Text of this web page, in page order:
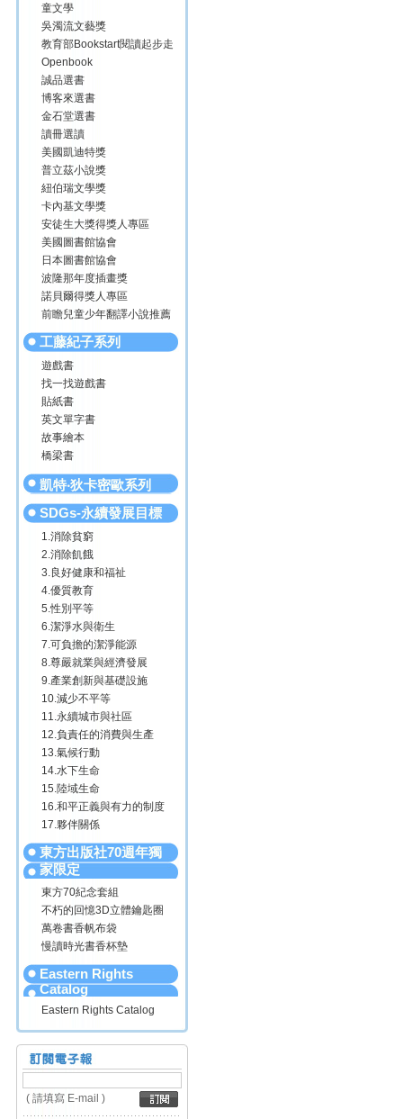
童文學
吳濁流文藝獎
教育部Bookstart閱讀起步走
Openbook
誠品選書
博客來選書
金石堂選書
讀冊選讀
美國凱迪特獎
普立茲小說獎
紐伯瑞文學獎
卡內基文學獎
安徒生大獎得獎人專區
美國圖書館協會
日本圖書館協會
波隆那年度插畫獎
諾貝爾得獎人專區
前瞻兒童少年翻譯小說推薦
工藤紀子系列
遊戲書
找一找遊戲書
貼紙書
英文單字書
故事繪本
橋梁書
凱特‧狄卡密歐系列
SDGs-永續發展目標
1.消除貧窮
2.消除飢餓
3.良好健康和福祉
4.優質教育
5.性別平等
6.潔淨水與衛生
7.可負擔的潔淨能源
8.尊嚴就業與經濟發展
9.產業創新與基礎設施
10.減少不平等
11.永續城市與社區
12.負責任的消費與生產
13.氣候行動
14.水下生命
15.陸域生命
16.和平正義與有力的制度
17.夥伴關係
東方出版社70週年獨
家限定
東方70紀念套組
不朽的回憶3D立體鑰匙圈
萬卷書香帆布袋
慢讀時光書香杯墊
Eastern Rights
Catalog
Eastern Rights Catalog
( 請填寫 E-mail )